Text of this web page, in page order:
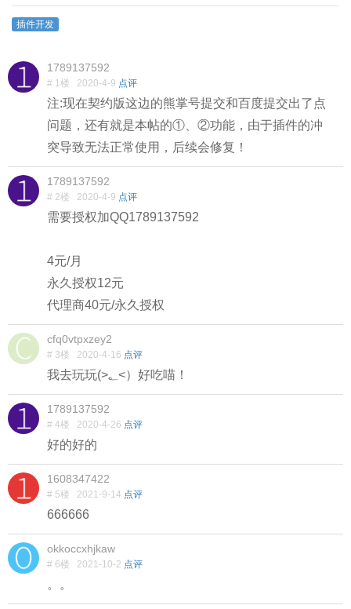
插件开发
1789137592
# 1楼 2020-4-9 点评
注:现在契约版这边的熊掌号提交和百度提交出了点
问题，还有就是本帖的①、②功能，由于插件的冲
突导致无法正常使用，后续会修复！
1789137592
# 2楼 2020-4-9 点评
需要授权加QQ1789137592
4元/月
永久授权12元
代理商40元/永久授权
cfq0vtpxzey2
# 3楼 2020-4-16 点评
我去玩玩(>؂<）好吃喵！
1789137592
# 4楼 2020-4-26 点评
好的好的
1608347422
# 5楼 2021-9-14 点评
666666
okkoccxhjkaw
# 6楼 2021-10-2 点评
。。